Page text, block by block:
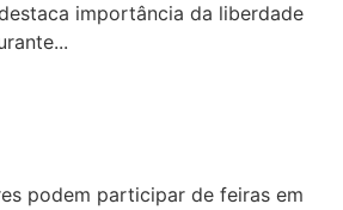
importância da liberdade
podem participar de feiras em